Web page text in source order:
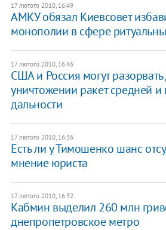
17 лютого 2010, 16:49
АМКУ обязал Киевсовет
монополии в сфере
17 лютого 2010, 16:46
США и Россия могут
уничтожении ракет средней
дальности
17 лютого 2010, 16:36
Есть ли у Тимошенко шанс
мнение юриста
17 лютого 2010, 16:32
Кабмин выделил 260 млн
днепропетровское метро